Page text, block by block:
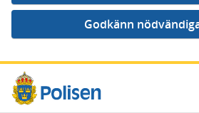
Gå direkt till innehåll